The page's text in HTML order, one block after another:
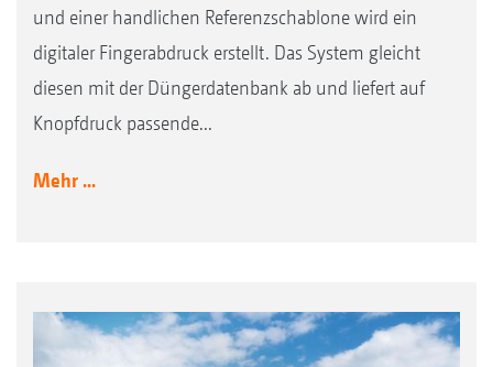
und einer handlichen Referenzschablone wird ein
digitaler Fingerabdruck erstellt. Das System gleicht
diesen mit der Düngerdatenbank ab und liefert auf
Knopfdruck passende...
Mehr ...